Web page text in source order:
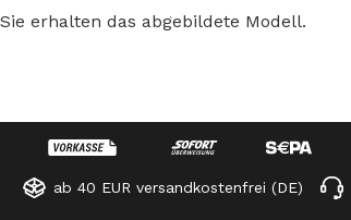
Sie erhalten das abgebildete Modell.
ab 40 EUR versandkostenfrei (DE)